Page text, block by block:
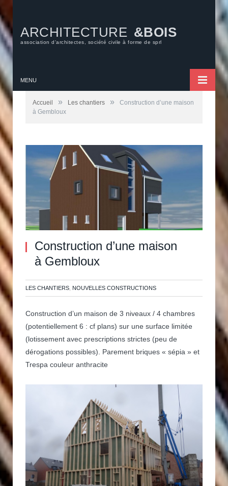
ARCHITECTURE &BOIS
association d'architectes, société civile à forme de sprl
MENU
Accueil » Les chantiers »
Construction d’une maison
à Gembloux
Construction d’une maison
à Gembloux
LES CHANTIERS NOUVELLES CONSTRUCTIONS
Construction d’un maison de 3 niveaux / 4 chambres
(potentiellement 6 : cf plans) sur une surface limitée
(lotissement avec prescriptions strictes (peu de
dérogations possibles). Parement briques « sépia » et
Trespa couleur anthracite